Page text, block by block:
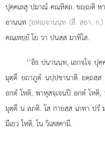
ปุคฺคเลสุ ปมาณํ คณฺหิตฺถ. ขฺติ ห
อานนฺท [อหฺจานนฺท (สี. สฺยา. ก
คณฺเหยฺยํ โย วา ปนสฺส มาทิโส.
‘‘อิธปนานนฺท, เอกจฺโจ ปุ
มุตฺตึ ยถาภูตํ นปฺปชานาติ ยตฺถสฺ
อกตํ โหติ, พาหุสจฺเจนปิ อกตํ โหติ
มุตฺตึ น ลภติ. โส กายสฺส เภทา ปรํ
มีเยว โหติ, โน วิเสสคามี.